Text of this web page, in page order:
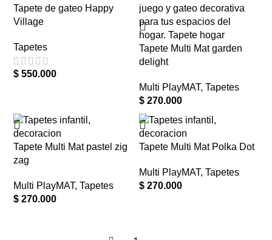
Tapete de gateo Happy
Village
Tapetes
$ 550.000
Tapete Multi Mat garden
delight
Multi PlayMAT, Tapetes
$ 270.000
Tapete Multi Mat pastel zig
zag
Multi PlayMAT, Tapetes
$ 270.000
Tapete Multi Mat Polka Dot
Multi PlayMAT, Tapetes
$ 270.000